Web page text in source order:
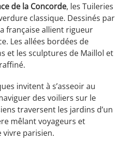
de la Concorde, les Tuileries
classique. Dessinés par
française allient rigueur
Les allées bordées de
et les sculptures de Maillol et
invitent à s’asseoir au
des voiliers sur le
traversent les jardins d’un
mêlant voyageurs et
vivre parisien.